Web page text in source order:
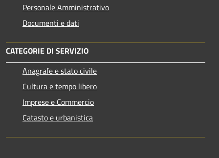
Personale Amministrativo
Documenti e dati
CATEGORIE DI SERVIZIO
Anagrafe e stato civile
Cultura e tempo libero
Imprese e Commercio
Catasto e urbanistica